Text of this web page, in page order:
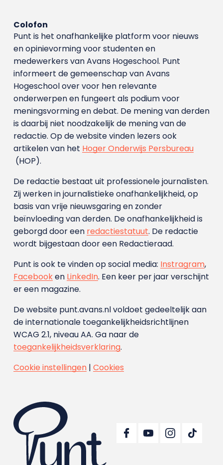
Colofon
Punt is het onafhankelijke platform voor nieuws
en opinievorming voor studenten en
medewerkers van Avans Hoge­school. Punt
informeert de gemeenschap van Avans
Hogeschool over voor hen relevante
onderwerpen en fungeert als podium voor
meningsvorming en debat. De mening van derden
is daarbij niet noodzakelijk de mening van de
redactie. Op de website vinden lezers ook
artikelen van het Hoger Onderwijs Persbureau
(HOP).
De redactie bestaat uit professionele journalisten.
Zij werken in journalistieke onafhankelijkheid, op
basis van vrije nieuwsgaring en zonder
beïnvloeding van derden. De onafhankelijkheid is
geborgd door een redactiestatuut. De redactie
wordt bijgestaan door een Redactieraad.
Punt is ook te vinden op social media: Instragram,
Facebooken LinkedIn. Een keer per jaar verschijnt
er een magazine.
De website punt.avans.nl voldoet gedeeltelijk aan
de internationale toegankelijkheidsrichtlijnen
WCAG 2.1, niveau AA. Ga naar de
toegankelijkheidsverklaring.
Cookie instellingen| Cookies